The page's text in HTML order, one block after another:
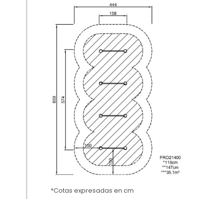
*Cotas expresadas en cm